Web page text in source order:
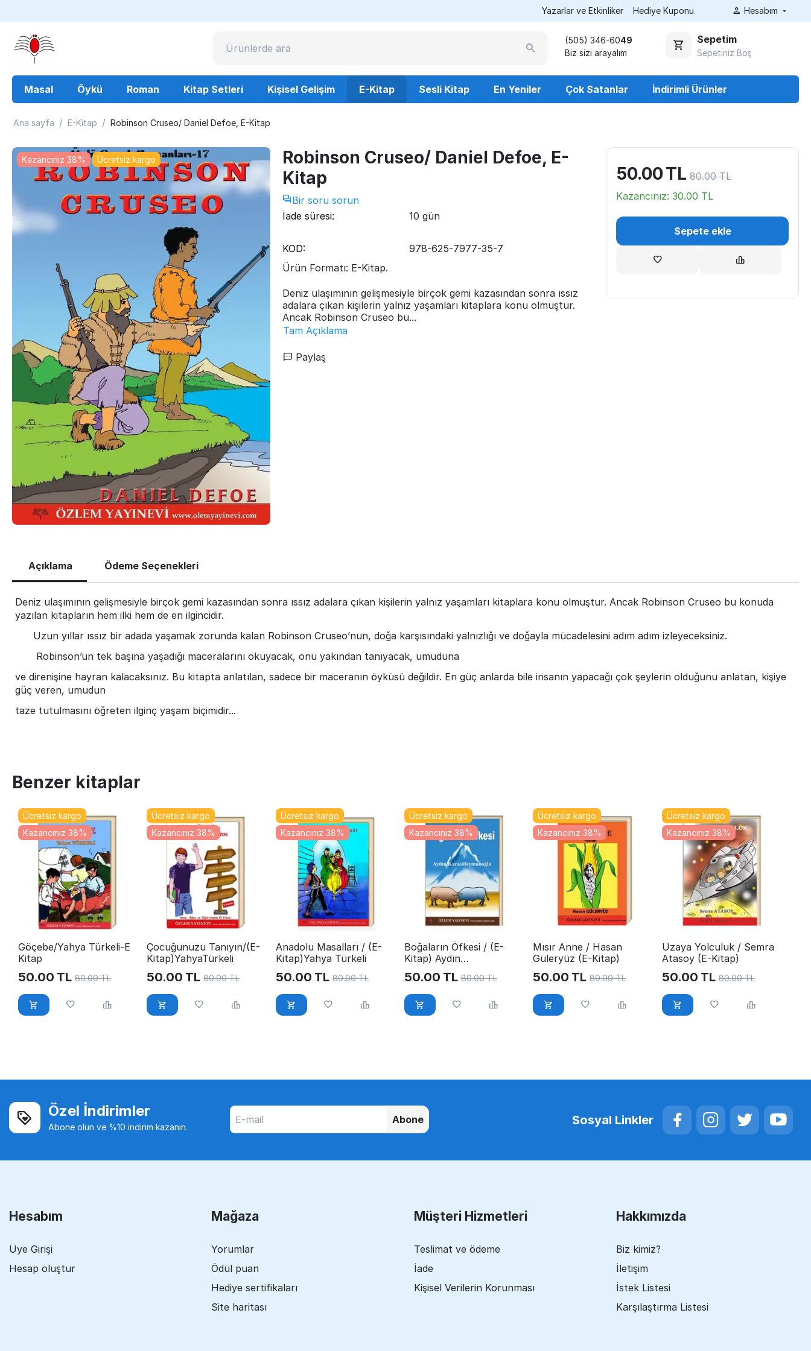
Yazarlar ve Etkinliker Hediye Kuponu Hesabım
(505) 346-6049
Biz sizi arayalım
Sepetim
Sepetiniz Boş
Masal Öykü Roman Kitap Setleri Kişisel Gelişim E-Kitap Sesli Kitap En Yeniler Çok Satanlar İndirimli Ürünler
Ana sayfa / E-Kitap / Robinson Cruseo/ Daniel Defoe, E-Kitap
Ücretsiz kargo
Kazancınız 38%
Robinson Cruseo/ Daniel Defoe, E-
Kitap
Bir soru sorun
İade süresi:
10 gün
KOD:
978-625-7977-35-7
Ürün Formatı: E-Kitap.
Deniz ulaşımının gelişmesiyle birçok gemi kazasından sonra ıssız
adalara çıkan kişilerin yalnız yaşamları kitaplara konu olmuştur.
Ancak Robinson Cruseo bu...
Tam Açıklama
50.00TL 80.00 TL
Kazancınız: 30.00 TL
Sepete ekle
Paylaş
Açıklama Ödeme Seçenekleri
Deniz ulaşımının gelişmesiyle birçok gemi kazasından sonra ıssız adalara çıkan kişilerin yalnız yaşamları kitaplara konu olmuştur. Ancak Robinson Cruseo bu konuda
yazılan kitapların hem ilki hem de en ilgincidir.
Uzun yıllar ıssız bir adada yaşamak zorunda kalan Robinson Cruseo’nun, doğa karşısındaki yalnızlığı ve doğayla mücadelesini adım adım izleyeceksiniz.
Robinson’un tek başına yaşadığı maceralarını okuyacak, onu yakından tanıyacak, umuduna
ve direnişine hayran kalacaksınız. Bu kitapta anlatılan, sadece bir maceranın öyküsü değildir. En güç anlarda bile insanın yapacağı çok şeylerin olduğunu anlatan, kişiye
güç veren, umudun
taze tutulmasını öğreten ilginç yaşam biçimidir...
Benzer kitaplar
Ücretsiz kargo
Kazancınız 38%
Göçebe/Yahya Türkeli-E
Kitap
50.00 TL 80.00 TL
Ücretsiz kargo
Kazancınız 38%
Çocuğunuzu Tanıyın/(E-
Kitap)YahyaTürkeli
50.00 TL 80.00 TL
Ücretsiz kargo
Kazancınız 38%
Anadolu Masalları / (E-
Kitap)Yahya Türkeli
50.00 TL 80.00 TL
Ücretsiz kargo
Kazancınız 38%
Boğaların Öfkesi / (E-
Kitap) Aydın
Karasüleymanoğlu
50.00 TL 80.00 TL
Ücretsiz kargo
Kazancınız 38%
Mısır Anne / Hasan
Güleryüz (E-Kitap)
50.00 TL 80.00 TL
Ücretsiz kargo
Kazancınız 38%
Uzaya Yolculuk / Semra
Atasoy (E-Kitap)
50.00 TL 80.00 TL
Özel İndirimler
Abone olun ve %10 indirim kazanın.
Abone Sosyal Linkler
Hesabım
Üye Girişi
Hesap oluştur
Mağaza
Yorumlar
Ödül puan
Hediye sertifikaları
Site haritası
Müşteri Hizmetleri
Teslimat ve ödeme
İade
Kişisel Verilerin Korunması
Hakkımızda
Biz kimiz?
İletişim
İstek Listesi
Karşılaştırma Listesi